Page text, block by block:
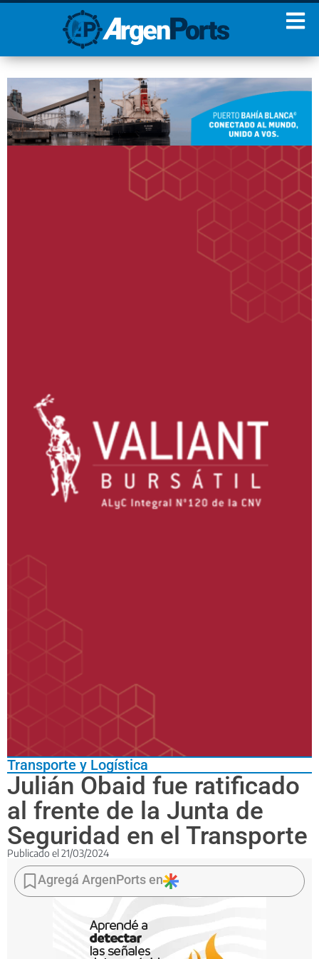
Transporte y Logística
Julián Obaid fue ratificado
al frente de la Junta de
Seguridad en el Transporte
Publicado el 21/03/2024
pesar
de
Agregá ArgenPorts en
¡Sumate a nuestro
Newsletter!
Nombre Apellidos
Estoy de acuerdo con las
condiciones y políticas de